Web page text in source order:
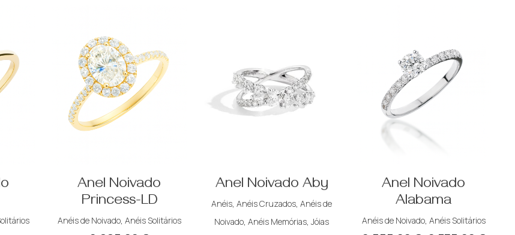
Anel Noivado
Princess-LD
Anéis de Noivado, Anéis Solitários
Anel Noivado Aby
Anéis,Anéis Cruzados,Anéis de
Noivado,Anéis Memórias,Jóias
Anel Noivado
Alabama
Anéis de Noivado, Anéis Solitários